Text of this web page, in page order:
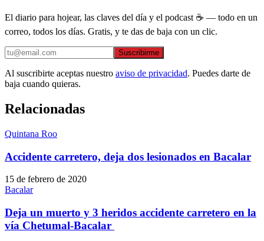
El diario para hojear, las claves del día y el podcast ☕ — todo en un
correo, todos los días. Gratis, y te das de baja con un clic.
Suscribirme
Al suscribirte aceptas nuestro aviso de privacidad. Puedes darte de
baja cuando quieras.
Relacionadas
Quintana Roo
Accidente carretero, deja dos lesionados en Bacalar
15 de febrero de 2020
Bacalar
Deja un muerto y 3 heridos accidente carretero en la
vía Chetumal-Bacalar